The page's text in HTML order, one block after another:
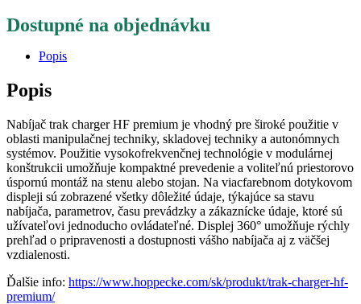
Dostupné na objednávku
Popis
Popis
Nabíjač trak charger HF premium je vhodný pre široké použitie v
oblasti manipulačnej techniky, skladovej techniky a autonómnych
systémov. Použitie vysokofrekvenčnej technológie v modulárnej
konštrukcii umožňuje kompaktné prevedenie a voliteľnú priestorovo
úspornú montáž na stenu alebo stojan. Na viacfarebnom dotykovom
displeji sú zobrazené všetky dôležité údaje, týkajúce sa stavu
nabíjača, parametrov, času prevádzky a zákaznícke údaje, ktoré sú
užívateľovi jednoducho ovládateľné. Displej 360° umožňuje rýchly
prehľad o pripravenosti a dostupnosti vášho nabíjača aj z väčšej
vzdialenosti.
Ďalšie info: https://www.hoppecke.com/sk/produkt/trak-charger-hf-
premium/